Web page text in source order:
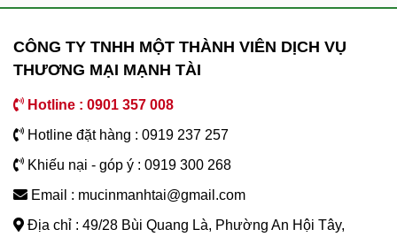
CÔNG TY TNHH MỘT THÀNH VIÊN DỊCH VỤ
THƯƠNG MẠI MẠNH TÀI
Hotline : 0901 357 008
Hotline đặt hàng : 0919 237 257
Khiếu nại - góp ý : 0919 300 268
Email : mucinmanhtai@gmail.com
Địa chỉ : 49/28 Bùi Quang Là, Phường An Hội Tây,